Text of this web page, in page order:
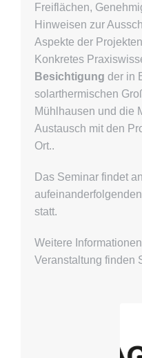
Freiflächen,
Hinweisen zur
Aspekte der
Konkretes
Besichtigung der in
solarthermischen
Mühlhausen und die
Austausch mit den
Ort..
Das Seminar findet
statt.
Weitere
Veranstaltung finden